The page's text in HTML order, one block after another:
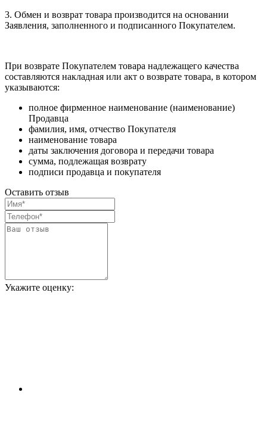
3. Обмен и возврат товара производится на основании
Заявления, заполненного и подписанного Покупателем.
При возврате Покупателем товара надлежащего качества
составляются накладная или акт о возврате товара, в котором
указываются:
полное фирменное наименование (наименование)
Продавца
фамилия, имя, отчество Покупателя
наименование товара
даты заключения договора и передачи товара
сумма, подлежащая возврату
подписи продавца и покупателя
Оставить отзыв
Укажите оценку: